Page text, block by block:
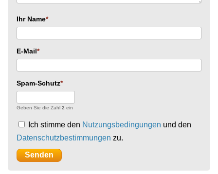
Ihr Name
E-Mail
Spam-Schutz
Geben Sie die Zahl 2 ein
Ich stimme den Nutzungsbedingungen und den
Datenschutzbestimmungen zu.